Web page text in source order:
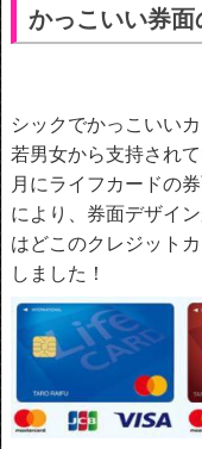
かっこいい券面
シックでかっこいい
若男女から支持され
月にライフカードの
により、券面デザイ
はどこのクレジット
しました！